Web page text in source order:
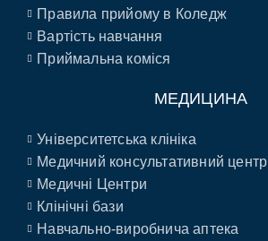
Правила прийому в Коледж
Вартість навчання
Приймальна коміся
МЕДИЦИНА
Університетська клініка
Медичний консультативний центр
Медичні Центри
Клінічні бази
Навчально-виробнича аптека